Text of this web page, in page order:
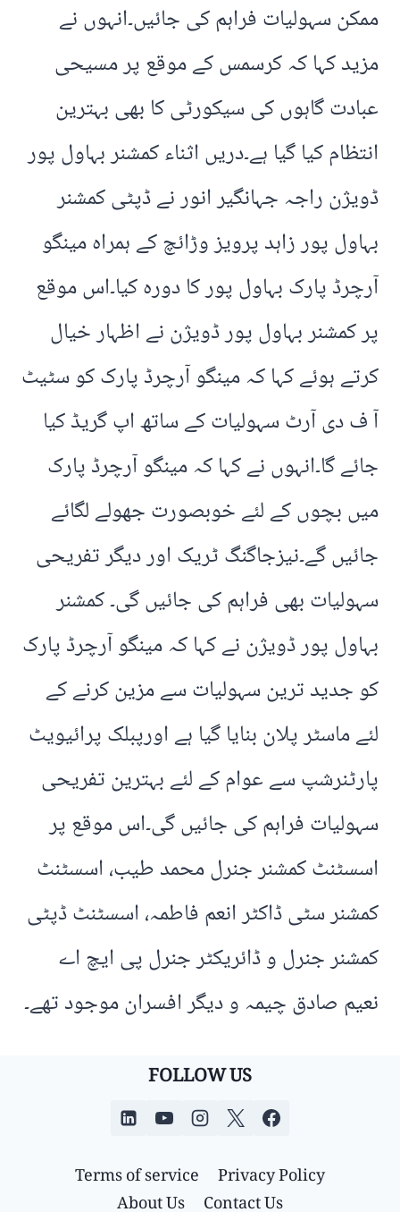
ممکن سہولیات فراہم کی جائیں۔انہوں نے
مزید کہا کہ کرسمس کے موقع پر مسیحی
عبادت گاہوں کی سیکورٹی کا بھی بہترین
انتظام کیا گیا ہے۔دریں اثناء کمشنر بہاول پور
ڈویژن راجہ جہانگیر انور نے ڈپٹی کمشنر
بہاول پور زاہد پرویز وڑائچ کے ہمراہ مینگو
آرچرڈ پارک بہاول پور کا دورہ کیا۔اس موقع
پر کمشنر بہاول پور ڈویژن نے اظہار خیال
کرتے ہوئے کہا کہ مینگو آرچرڈ پارک کو سٹیٹ
آ ف دی آرٹ سہولیات کے ساتھ اپ گریڈ کیا
جائے گا۔انہوں نے کہا کہ مینگو آرچرڈ پارک
میں بچوں کے لئے خوبصورت جھولے لگائے
جائیں گے۔نیزجاگنگ ٹریک اور دیگر تفریحی
سہولیات بھی فراہم کی جائیں گی۔ کمشنر
بہاول پور ڈویژن نے کہا کہ مینگو آرچرڈ پارک
کو جدید ترین سہولیات سے مزین کرنے کے
لئے ماسٹر پلان بنایا گیا ہے اورپبلک پرائیویٹ
پارٹنرشپ سے عوام کے لئے بہترین تفریحی
سہولیات فراہم کی جائیں گی۔اس موقع پر
اسسٹنٹ کمشنر جنرل محمد طیب، اسسٹنٹ
کمشنر سٹی ڈاکٹر انعم فاطمہ، اسسٹنٹ ڈپٹی
کمشنر جنرل و ڈائریکٹر جنرل پی ایچ اے
نعیم صادق چیمہ و دیگر افسران موجود تھے۔
FOLLOW US
Privacy Policy
Terms of service
Contact Us
About Us